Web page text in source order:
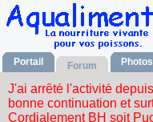
Portail Forum Photos